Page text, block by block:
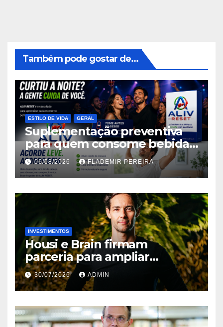
Também pode gostar de...
ESTILO DE VIDA GERAL
Suplementação preventiva
para quem consome bebidas
alcoólicas ganha espaço no
mercado brasileiro
06/08/2026 FLADEMIR PEREIRA
INVESTIMENTOS
Housi e Brain firmam
parceria para ampliar
inteligência de mercado em
lançamentos imobiliários
30/07/2026 ADMIN